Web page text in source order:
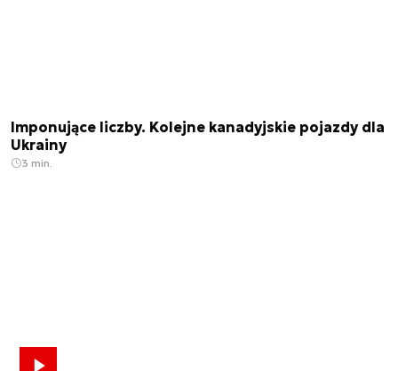
Imponujące liczby. Kolejne kanadyjskie pojazdy dla
Ukrainy
3 min.